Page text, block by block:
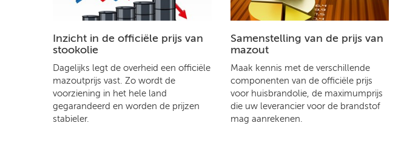
Inzicht in de officiële prijs van
stookolie
Dagelijks legt de overheid een officiële
mazoutprijs vast. Zo wordt de
voorziening in het hele land
gegarandeerd en worden de prijzen
stabieler.
Samenstelling van de prijs van
mazout
Maak kennis met de verschillende
componenten van de officiële prijs
voor huisbrandolie, de maximumprijs
die uw leverancier voor de brandstof
mag aanrekenen.